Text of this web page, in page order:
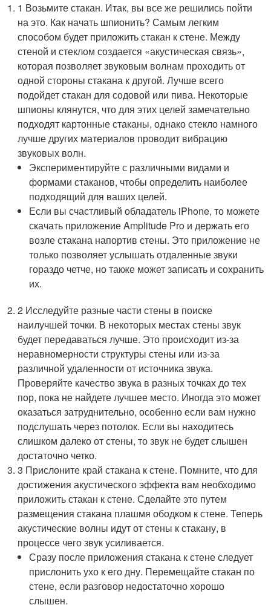
1 Возьмите стакан. Итак, вы все же решились пойти
на это. Как начать шпионить? Самым легким
способом будет приложить стакан к стене. Между
стеной и стеклом создается «акустическая связь»,
которая позволяет звуковым волнам проходить от
одной стороны стакана к другой. Лучше всего
подойдет стакан для содовой или пива. Некоторые
шпионы клянутся, что для этих целей замечательно
подходят картонные стаканы, однако стекло намного
лучше других материалов проводит вибрацию
звуковых волн.
Экспериментируйте с различными видами и
формами стаканов, чтобы определить наиболее
подходящий для ваших целей.
Если вы счастливый обладатель iPhone, то можете
скачать приложение Amplitude Pro и держать его
возле стакана напортив стены. Это приложение не
только позволяет услышать отдаленные звуки
гораздо четче, но также может записать и сохранить
их.
2 Исследуйте разные части стены в поиске
наилучшей точки. В некоторых местах стены звук
будет передаваться лучше. Это происходит из-за
неравномерности структуры стены или из-за
различной удаленности от источника звука.
Проверяйте качество звука в разных точках до тех
пор, пока не найдете лучшее место. Иногда это может
оказаться затруднительно, особенно если вам нужно
подслушать через потолок. Если вы находитесь
слишком далеко от стены, то звук не будет слышен
достаточно четко.
3 Прислоните край стакана к стене. Помните, что для
достижения акустического эффекта вам необходимо
приложить стакан к стене. Сделайте это путем
размещения стакана плашмя ободком к стене. Теперь
акустические волны идут от стены к стакану, в
процессе чего звук усиливается.
Сразу после приложения стакана к стене следует
прислонить ухо к его дну. Перемещайте стакан по
стене, если разговор недостаточно хорошо
слышен.